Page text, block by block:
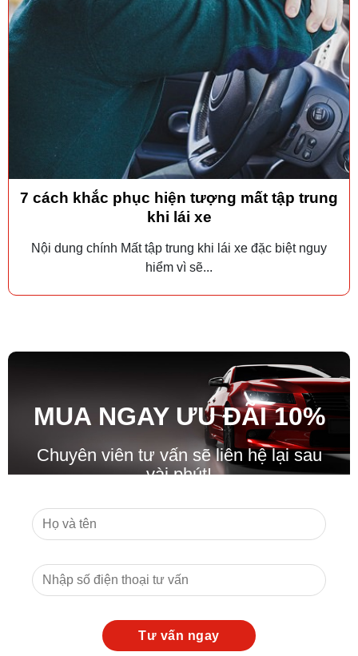
7 cách khắc phục hiện tượng mất tập trung
khi lái xe
Nội dung chính Mất tập trung khi lái xe đặc biệt nguy
hiểm vì sẽ...
MUA NGAY ƯU ĐÃI10%
Chuyên viên tư vấn sẽ liên hệ lại sau
vài phút!